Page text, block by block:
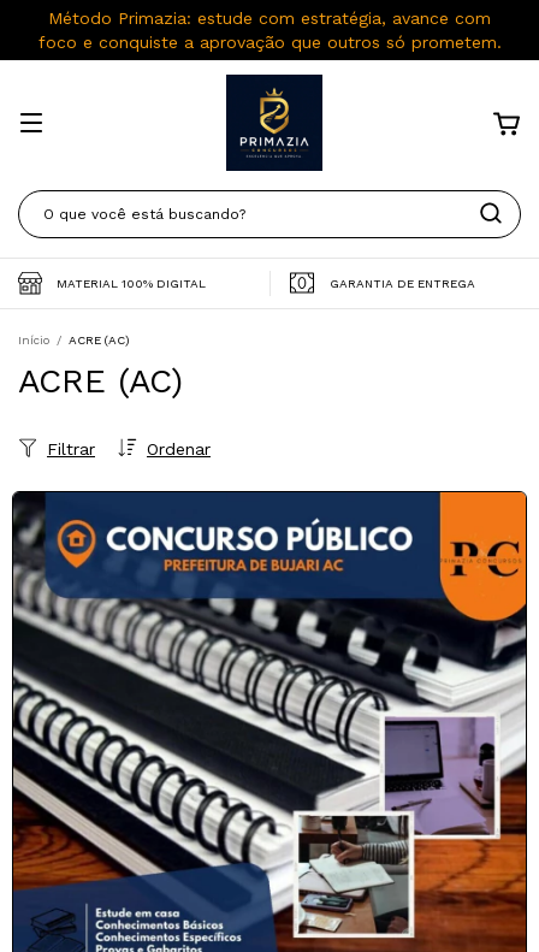
Método Primazia: estude com estratégia, avance com
foco e conquiste a aprovação que outros só prometem.
MATERIAL 100% DIGITAL GARANTIA DE ENTREGA
Início / ACRE (AC)
ACRE (AC)
Ordenar
Filtrar